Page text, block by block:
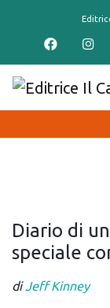
Diario di
speciale
diJeff Kinney